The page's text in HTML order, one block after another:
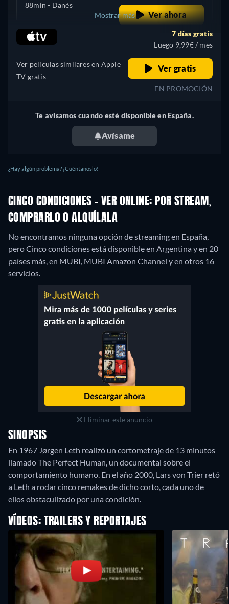
88min - Danés
Ver ahora
Argentina
Mostrar más
Ver películas similares en Apple
TV gratis
7 días gratis
Luego 9,99€ / mes
Ver gratis
EN PROMOCIÓN
Te avisamos cuando esté disponible en España.
Avísame
¿Hay algún problema? ¡Cuéntanoslo!
CINCO CONDICIONES - VER ONLINE: POR STREAM,
COMPRARLO O ALQUÍLALA
No encontramos ninguna opción de streaming en España,
pero Cinco condiciones está disponible en Argentina y en 20
países más, en MUBI, MUBI Amazon Channel y en otros 16
servicios.
Eliminar este anuncio
SINOPSIS
En 1967 Jørgen Leth realizó un cortometraje de 13 minutos
llamado The Perfect Human, un documental sobre el
comportamiento humano. En el año 2000, Lars von Trier retó
a Leth a rodar cinco remakes de dicho corto, cada uno de
ellos obstaculizado por una condición.
VÍDEOS: TRAILERS Y REPORTAJES